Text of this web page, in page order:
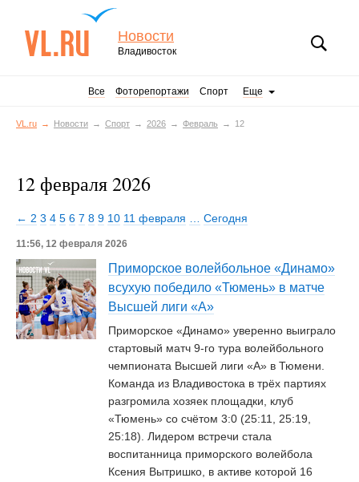
Новости
Владивосток
Все Фоторепортажи Спорт Еще
VL.ru Новости Спорт 2026 Февраль 12
12 февраля 2026
← 2 3 4 5 6 7 8 9 10 11 февраля Сегодня
11:56, 12 февраля 2026
Приморское волейбольное «Динамо»
всухую победило «Тюмень» в матче
Высшей лиги «А»
Приморское «Динамо» уверенно выиграло
стартовый матч 9-го тура волейбольного
чемпионата Высшей лиги «А» в Тюмени.
Команда из Владивостока в трёх партиях
разгромила хозяек площадки, клуб
«Тюмень» со счётом 3:0 (25:11, 25:19,
25:18). Лидером встречи стала
воспитанница приморского волейбола
Ксения Вытришко, в активе которой 16